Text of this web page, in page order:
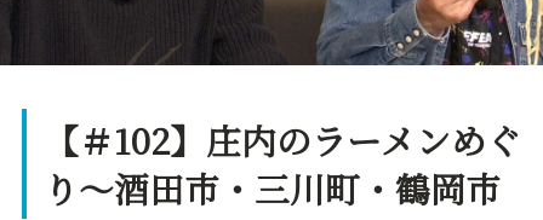
【＃102】庄内のラーメンめぐ
り～酒田市・三川町・鶴岡市